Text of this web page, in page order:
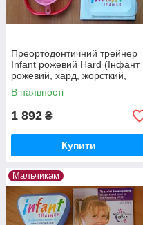
Преортодонтичний трейнер
Infant рожевий Hard (Інфант
рожевий, хард, жорсткий,
оригінальний)
В наявності
1 892 ₴
Купити
Мальчикам